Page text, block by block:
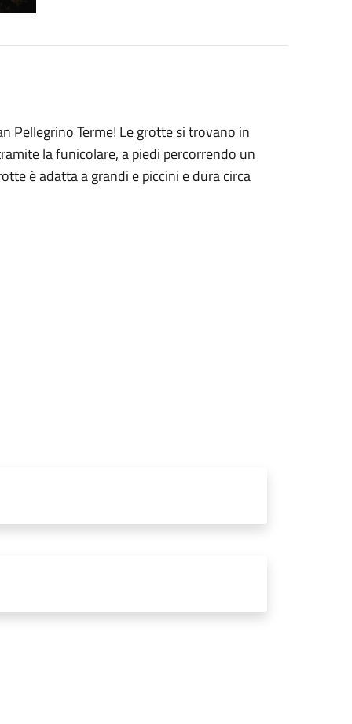
Pellegrino Terme! Le grotte si trovano in
la funicolare, a piedi percorrendo un
è adatta a grandi e piccini e dura circa